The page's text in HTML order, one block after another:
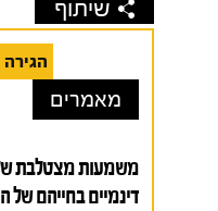
שיתוף
מאמרים
משמעות מצטלבת של
דינמיים בחייהם של